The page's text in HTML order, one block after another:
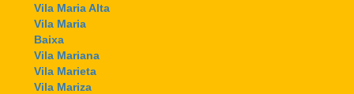
Vila Maria Alta
Vila Maria
Baixa
Vila Mariana
Vila Marieta
Vila Mariza